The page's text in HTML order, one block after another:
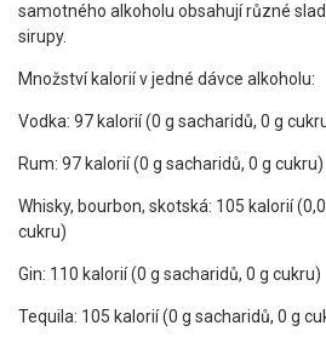
samotného alkoholu obsahují různé
sirupy.
Množství kalorií v jedné dávce alkoholu:
Vodka: 97 kalorií (0 g sacharidů, 0 g
Rum: 97 kalorií (0 g sacharidů, 0 g cukru)
Whisky, bourbon, skotská: 105 kalorií
cukru)
Gin: 110 kalorií (0 g sacharidů, 0 g cukru)
Tequila: 105 kalorií (0 g sacharidů, 0 g